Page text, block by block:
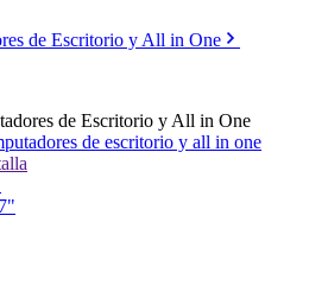
de Escritorio y All in One
de Escritorio y All in One
de escritorio y all in one